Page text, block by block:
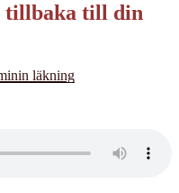
tillbaka till din
läkning